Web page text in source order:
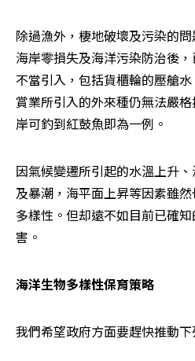
除過漁外，棲地破壞及污染的
海岸零損失及海洋污染防治後
不當引入，包括貨櫃輪的壓艙
賞業所引入的外來種仍無法嚴
岸可釣到紅鼓魚即為一例。
因氣候變遷所引起的水溫上升
及暴潮，海平面上昇等因素雖
多樣性。但却遠不如目前已確
害。
海洋生物多樣性保育策略
我們希望政府方面要趕快推動下